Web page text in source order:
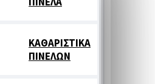
ΚΑΘΑΡΙΣΤΙΚΑ
ΠΙΝΕΛΩΝ